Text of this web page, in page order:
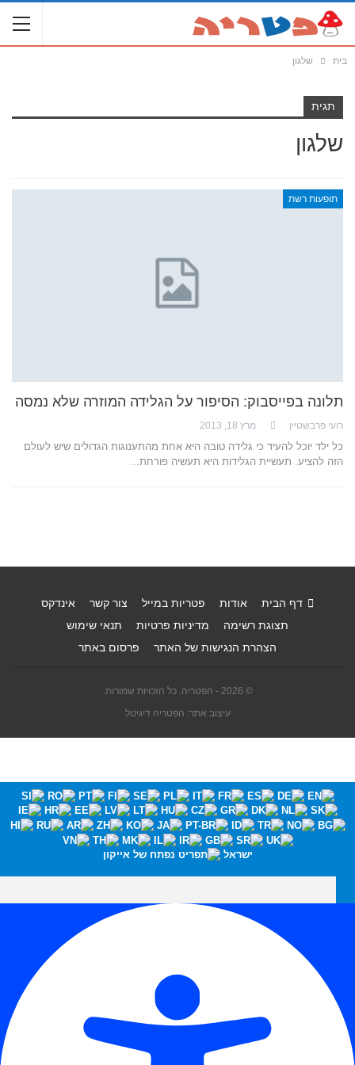
בית שלגון
תגית
שלגון
תופעות רשת
תלונה בפייסבוק: הסיפור על הגלידה המוזרה שלא נמסה
רועי פרבשטיין מרץ 18, 2013
כל ילד יוכל להעיד כי גלידה טובה היא אחת מהתענוגות הגדולים שיש לעולם
הזה להציע. תעשיית הגלידות היא תעשיה פורחת…
דף הבית אודות פטריות במייל צור קשר
אינדקס
תצוגת רשימה
מדיניות פרטיות
תנאי שימוש
הצהרת הנגישות של האתר
פרסום באתר
© 2026 - הפטריה. כל הזכויות שמורות.
עיצוב אתר: הפטריה דיגיטל
ישראל